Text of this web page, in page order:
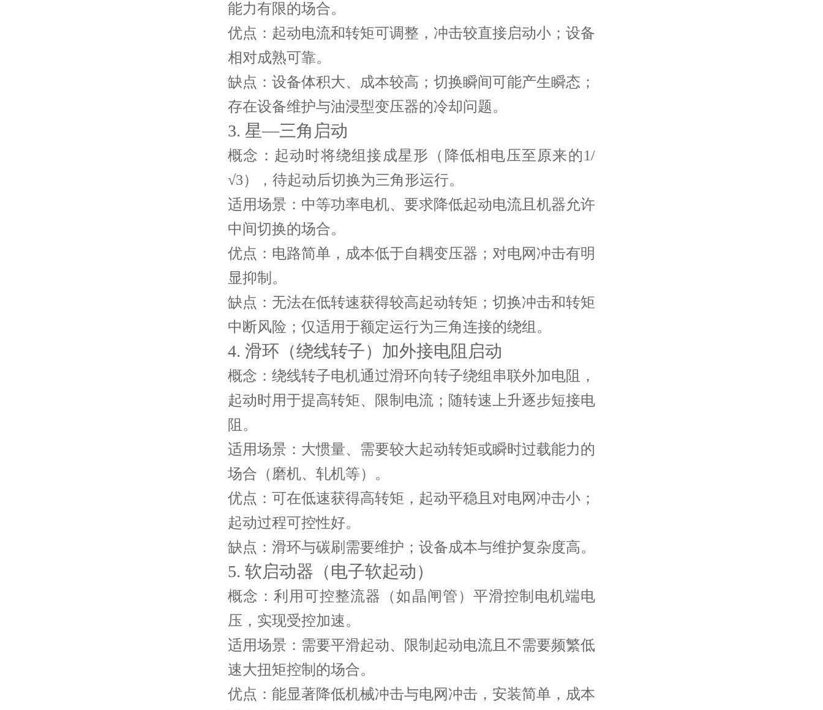
能力有限的场合。
优点 ：起动电流和转矩可调整，冲击较直接启动小；设备
相对成熟可靠。
缺点 ：设备体积大、成本较高；切换瞬间可能产生瞬态；
存在设备维护与油浸型变压器的冷却问题。
3. 星—三角启动
概念 ：起动时将绕组接成星形（降低相电压至原来的1/
√3），待起动后切换为三角形运行。
适用场景 ：中等功率电机、要求降低起动电流且机器允许
中间切换的场合。
优点 ：电路简单，成本低于自耦变压器；对电网冲击有明
显抑制。
缺点 ：无法在低转速获得较高起动转矩；切换冲击和转矩
中断风险；仅适用于额定运行为三角连接的绕组。
4. 滑环（绕线转子）加外接电阻启动
概念 ：绕线转子电机通过滑环向转子绕组串联外加电阻，
起动时用于提高转矩、限制电流；随转速上升逐步短接电
阻。
适用场景 ：大惯量、需要较大起动转矩或瞬时过载能力的
场合（磨机、轧机等）。
优点 ：可在低速获得高转矩，起动平稳且对电网冲击小；
起动过程可控性好。
缺点 ：滑环与碳刷需要维护；设备成本与维护复杂度高。
5. 软启动器（电子软起动）
概念 ：利用可控整流器（如晶闸管）平滑控制电机端电
压，实现受控加速。
适用场景 ：需要平滑起动、限制起动电流且不需要频繁低
速大扭矩控制的场合。
优点 ：能显著降低机械冲击与电网冲击，安装简单，成本